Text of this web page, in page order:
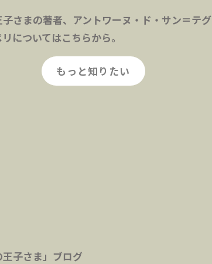
子さまの著者、アントワーヌ・ド・サン＝テグ
についてはこちらから。
もっと知りたい
王子さま」ブログ